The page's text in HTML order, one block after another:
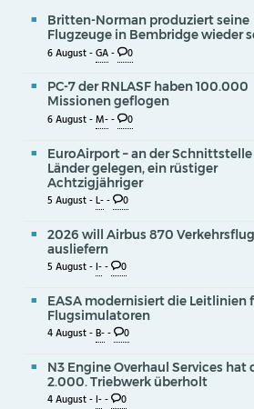
Britten-Norman produziert seine
Flugzeuge in Bembridge wieder
6 August -GA- 0
PC-7 der RNLASF haben 100.000
Missionen geflogen
6 August -M-- 0
EuroAirport – an der
Länder gelegen, ein rüstiger
Achtzigjähriger
5 August -L-- 0
2026 will Airbus 870
ausliefern
5 August -I-- 0
EASA modernisiert die Leitlinien
Flugsimulatoren
4 August -B-- 0
N3 Engine Overhaul Services hat
2.000. Triebwerk überholt
4 August -I-- 0